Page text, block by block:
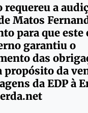
requereu a
Matos
para que
garantiu o
das
propósito da
da EDP à